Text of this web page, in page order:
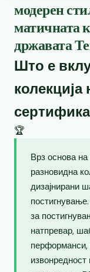
модерен
матичната
државата
Што е
🏆
Врз основа
разновидна
дизајнирани
за
натпревар,